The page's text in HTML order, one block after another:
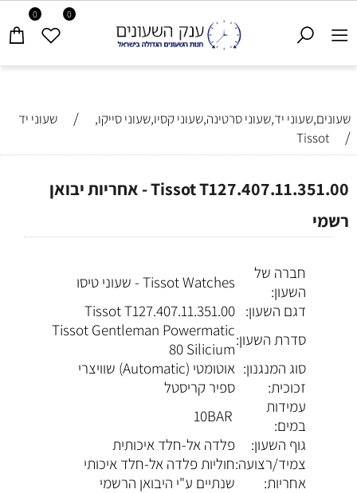
0 0
שעונים,שעוני יד,שעוני סרטינה,שעוני קסיו,שעוני סייקו, / שעוני יד
/
Tissot
Tissot T127.407.11.351.00 - אחריות יבואן
רשמי
חברה של
השעון:
Tissot Watches - שעוני טיסו
דגם השעון:
TissotT127.407.11.351.00
סדרת השעון:Tissot Gentleman Powermatic
80 Silicium
סוג המנגנון: אוטומטי (Automatic) שוויצרי
זכוכית:
ספיר קריסטל
עמידות
במים:
גוף השעון:
פלדה אל-חלד איכותית
צמיד/רצועה:חוליות פלדה אל-חלד איכותי
אחריות:
שנתיים ע"י היבואן הרשמי